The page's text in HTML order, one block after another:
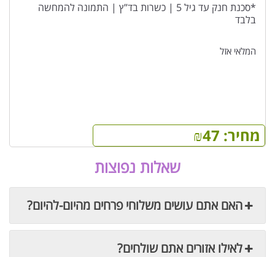
*סכנת חנק עד גיל 5 | כשרות בד”ץ | התמונה להמחשה
בלבד
מחיר: ₪47
המלאי אזל
שאלות נפוצות
האם אתם עושים משלוחי פרחים מהיום-להיום?
לאילו אזורים אתם שולחים?